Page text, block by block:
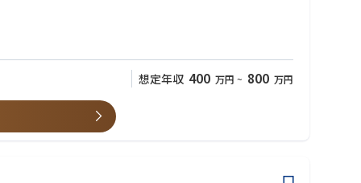
想定年収 400 万円 ~ 800 万円